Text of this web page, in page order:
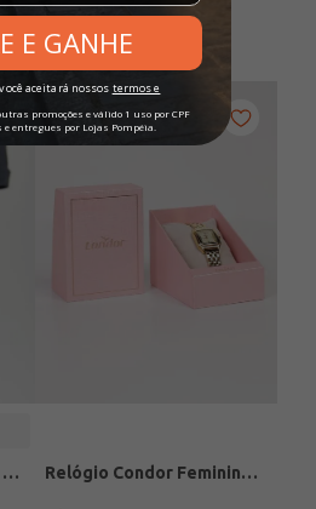
R$279,90
5x deR$ 55,98
Relógio Casio analógico MW-240-4BVDF-SC Relógio Condor Feminino DOURADO